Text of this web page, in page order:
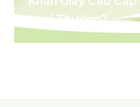
Loại Thường?